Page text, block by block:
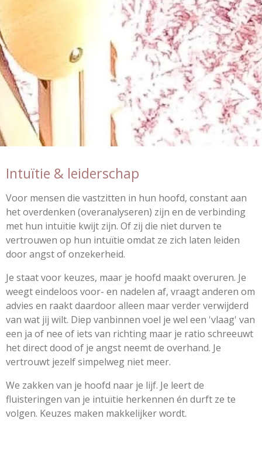
Intuïtie & leiderschap
Voor mensen die vastzitten in hun hoofd, constant aan
het overdenken (overanalyseren) zijn en de verbinding
met hun intuïtie kwijt zijn. Of zij die niet durven te
vertrouwen op hun intuïtie omdat ze zich laten leiden
door angst of onzekerheid.
Je staat voor keuzes, maar je hoofd maakt overuren. Je
weegt eindeloos voor- en nadelen af, vraagt anderen om
advies en raakt daardoor alleen maar verder verwijderd
van wat jij wilt. Diep vanbinnen voel je wel een 'vlaag' van
een ja of nee of iets van richting maar je ratio schreeuwt
het direct dood of je angst neemt de overhand. Je
vertrouwt jezelf simpelweg niet meer.
We zakken van je hoofd naar je lijf. Je leert de
fluisteringen van je intuïtie herkennen én durft ze te
volgen. Keuzes maken makkelijker wordt.